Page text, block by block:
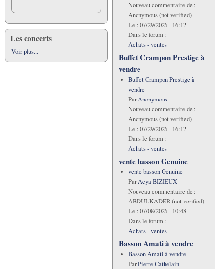
Les concerts
Voir plus...
Nouveau commentaire de :
Anonymous (not verified)
Le : 07/29/2026 - 16:12
Dans le forum :
Achats - ventes
Buffet Crampon Prestige à
vendre
Buffet Crampon Prestige à
vendre
ParAnonymous
Nouveau commentaire de :
Anonymous (not verified)
Le : 07/29/2026 - 16:12
Dans le forum :
Achats - ventes
vente basson Genuine
vente basson Genuine
ParAcya BIZIEUX
Nouveau commentaire de :
ABDULKADER (not verified)
Le : 07/08/2026 - 10:48
Dans le forum :
Achats - ventes
Basson Amati à vendre
Basson Amati à vendre
ParPierre Cathelain